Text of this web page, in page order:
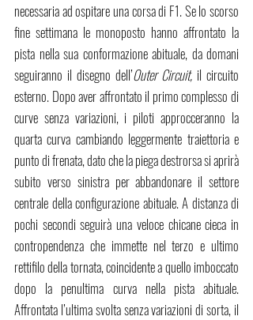
necessaria ad ospitare una corsa di F1. Se lo scorso
fine settimana le monoposto hanno affrontato la
pista nella sua conformazione abituale, da domani
seguiranno il disegno dell’Outer Circuit, il circuito
esterno. Dopo aver affrontato il primo complesso di
curve senza variazioni, i piloti approcceranno la
quarta curva cambiando leggermente traiettoria e
punto di frenata, dato che la piega destrorsa si aprirà
subito verso sinistra per abbandonare il settore
centrale della configurazione abituale. A distanza di
pochi secondi seguirà una veloce chicane cieca in
contropendenza che immette nel terzo e ultimo
rettifilo della tornata, coincidente a quello imboccato
dopo la penultima curva nella pista abituale.
Affrontata l’ultima svolta senza variazioni di sorta, il